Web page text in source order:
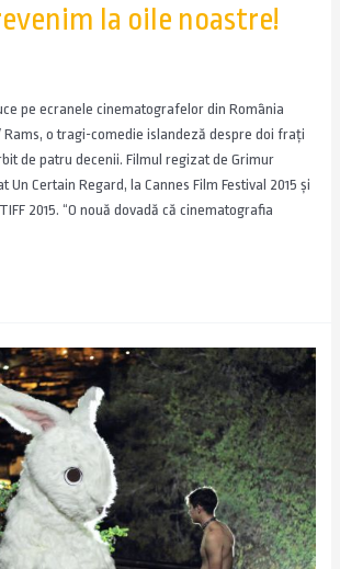
la oile noastre!
pe ecranele cinematografelor din România
Rams, o tragi-comedie islandeză despre doi frați
de patru decenii. Filmul regizat de Grimur
Un Certain Regard, la Cannes Film Festival 2015 și
2015. “O nouă dovadă că cinematografia